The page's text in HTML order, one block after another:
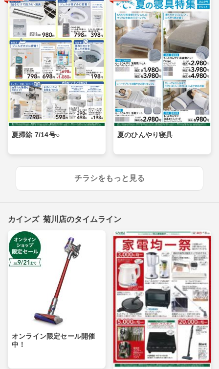
夏掃除 7/14号○ 夏のひんやり寝具
チラシをもっと見る
カインズ 菊川店のタイムライン
オンライン限定セール開催
中！